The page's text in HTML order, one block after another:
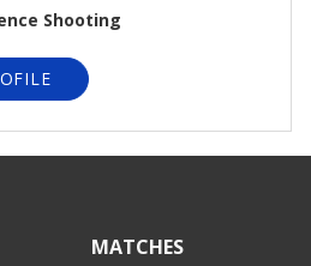
Shooting
MATCHES